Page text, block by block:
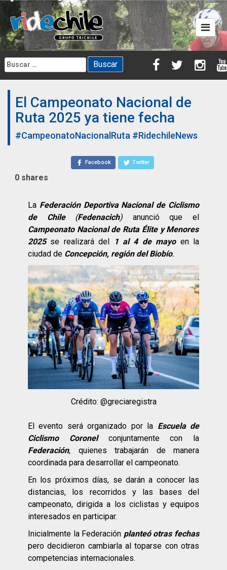
Skip
content
Buscar:
El Campeonato Nacional de
Ruta 2025 ya tiene fecha
#CampeonatoNacionalRuta #RidechileNews
Facebook Twitter
0 shares
La Federación Deportiva Nacional de Ciclismo
de Chile(Fedenacich) anunció que el
Campeonato Nacional de Ruta Élite y Menores
2025se realizará del 1 al 4 de mayo en la
ciudad de Concepción, región del Biobío.
Crédito: @greciaregistra
El evento será organizado por la Escuela de
Ciclismo Coronel conjuntamente con la
Federación, quienes trabajarán de manera
coordinada para desarrollar el campeonato.
En los próximos días, se darán a conocer las
distancias, los recorridos y las bases del
campeonato, dirigida a los ciclistas y equipos
interesados en participar.
Inicialmente la Federación planteó otras fechas
pero decidieron cambiarla al toparse con otras
competencias internacionales.